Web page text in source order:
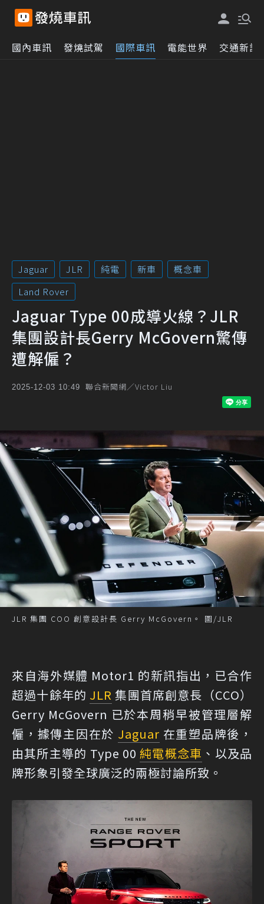
國內車訊 發燒試駕 國際車訊 電能世界 交通新訊
Jaguar JLR 純電 新車
概念車
Land Rover
Jaguar Type 00成導火線？JLR
集團設計長Gerry McGovern驚傳
遭解僱？
2025-12-03 10:49 聯合新聞網／Victor Liu
JLR 集團 COO 創意設計長 Gerry McGovern。 圖/JLR
來自海外媒體 Motor1 的新訊指出，已合作
超過十餘年的 JLR 集團首席創意長（CCO）
Gerry McGovern 已於本周稍早被管理層解
僱，據傳主因在於 Jaguar 在重塑品牌後，
由其所主導的 Type 00純電概念車 、以及品
牌形象引發全球廣泛的兩極討論所致。